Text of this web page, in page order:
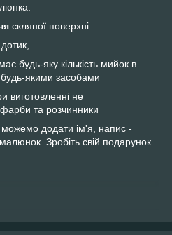
скляної поверхні
будь-яку кількість мийок в
якими засобами
виготовленні не
фарби та розчинники
додати ім'я, напис -
Зробіть свій подарунок